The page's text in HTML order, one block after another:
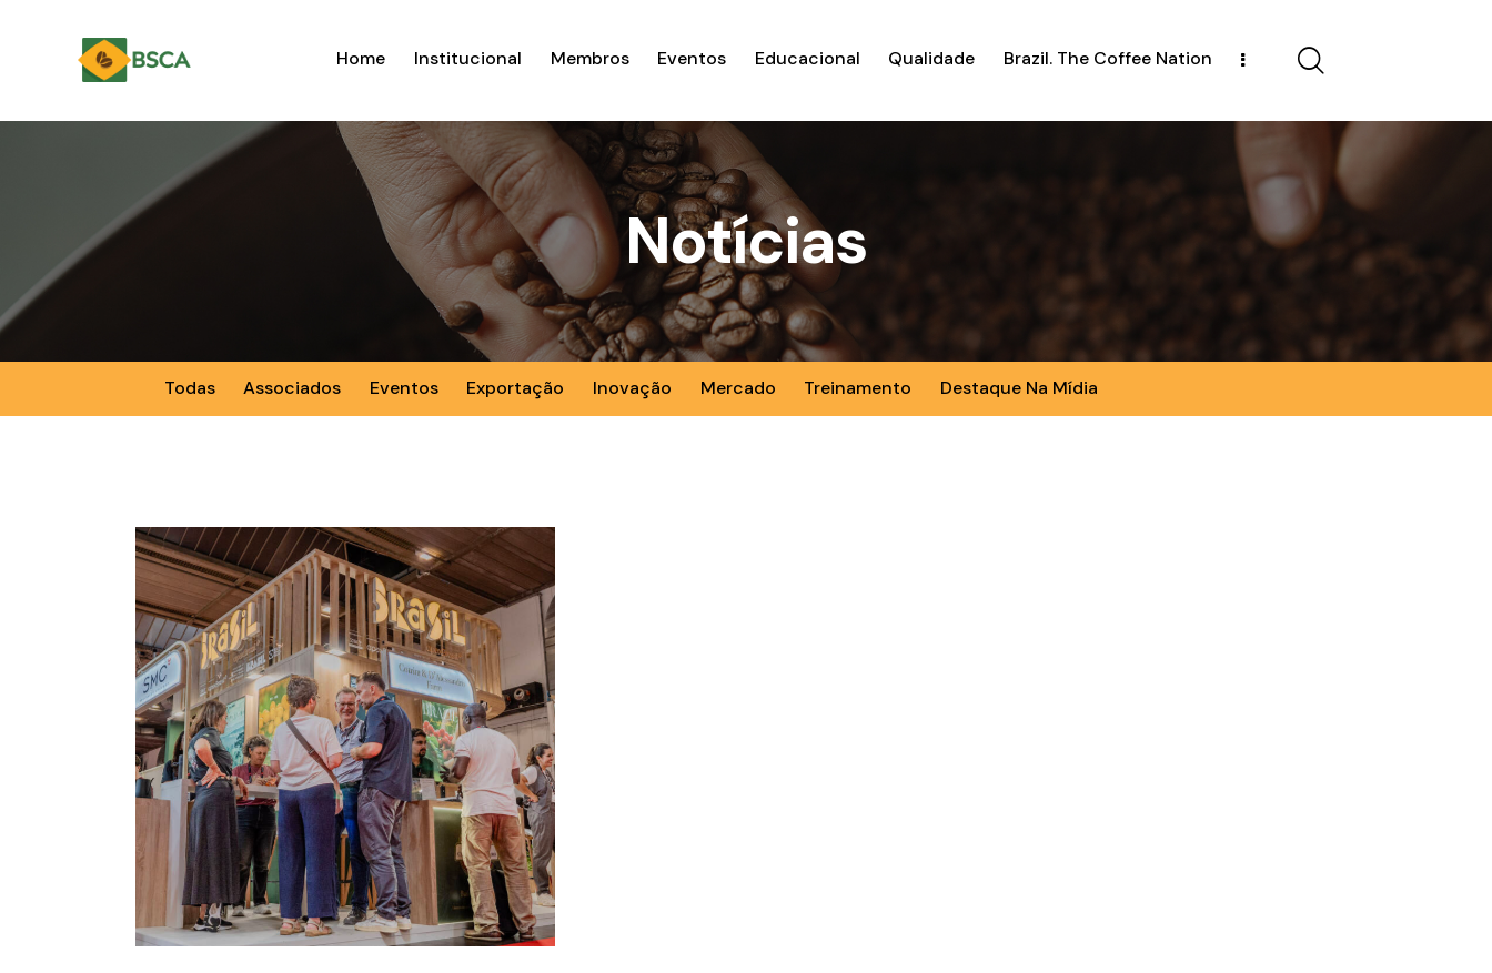
Home Institucional Membros Eventos Educacional Qualidade Brazil. The Coffee Nation
Notícias
Todas Associados Eventos Exportação Inovação Mercado Treinamento Destaque Na Mídia